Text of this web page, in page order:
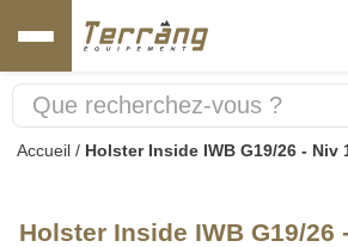
Accueil / Holster Inside IWB G19/26 - Niv
Holster Inside IWB G19/26